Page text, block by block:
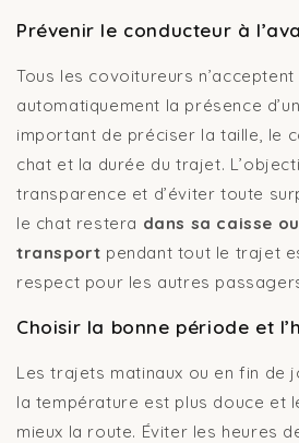
Prévenir le conducteur à
Tous les covoitureurs n’acceptent
automatiquement la présence
important de préciser la taille, le
chat et la durée du trajet.
transparence et d’éviter toute
le chat restera dans sa caisse
transport pendant tout le trajet
respect pour les autres
Choisir la bonne période et
Les trajets matinaux ou en fin de
la température est plus douce et
mieux la route. Éviter les heures